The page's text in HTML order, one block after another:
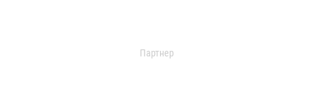
Партнер